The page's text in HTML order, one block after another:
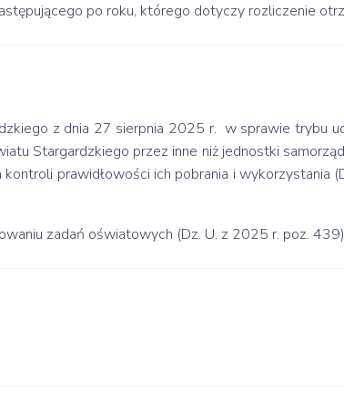
po roku, którego dotyczy rozliczenie
z dnia 27 sierpnia 2025 r. w sprawie trybu
Stargardzkiego przez inne niż jednostki
prawidłowości ich pobrania i wykorzystania
zadań oświatowych (Dz. U. z 2025 r. poz. 439)